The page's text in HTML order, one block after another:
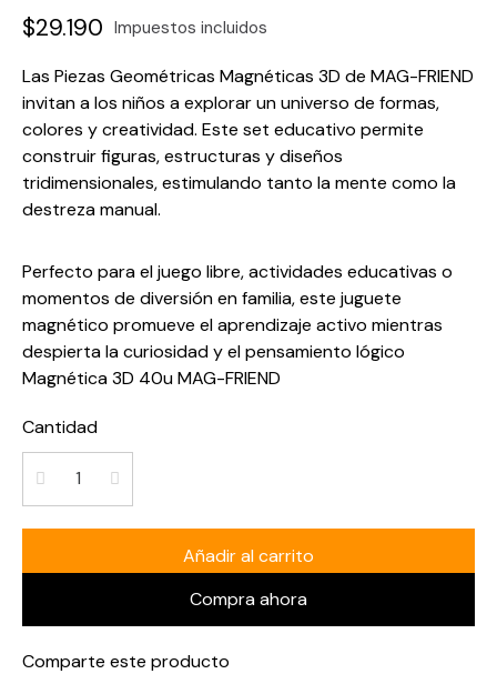
$29.190 Impuestos incluidos
Las Piezas Geométricas Magnéticas 3D de MAG-FRIEND
invitan a los niños a explorar un universo de formas,
colores y creatividad. Este set educativo permite
construir figuras, estructuras y diseños
tridimensionales, estimulando tanto la mente como la
destreza manual.
Perfecto para el juego libre, actividades educativas o
momentos de diversión en familia, este juguete
magnético promueve el aprendizaje activo mientras
despierta la curiosidad y el pensamiento lógico
Magnética 3D 40u MAG-FRIEND
Cantidad
Añadir al carrito
Compra ahora
Comparte este producto